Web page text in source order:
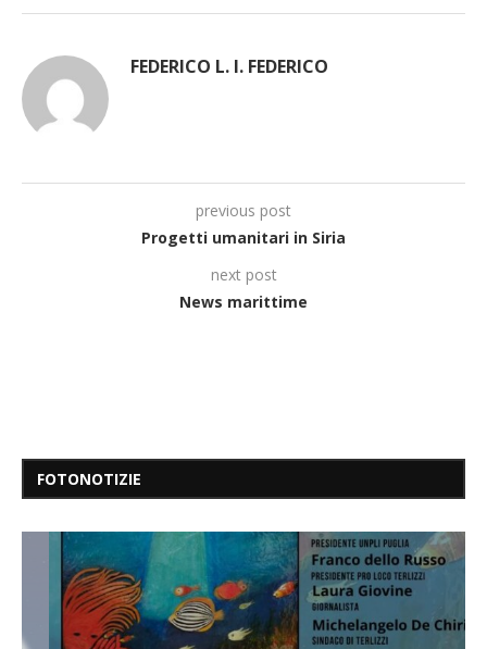
FEDERICO L. I. FEDERICO
previous post
Progetti umanitari in Siria
next post
News marittime
FOTONOTIZIE